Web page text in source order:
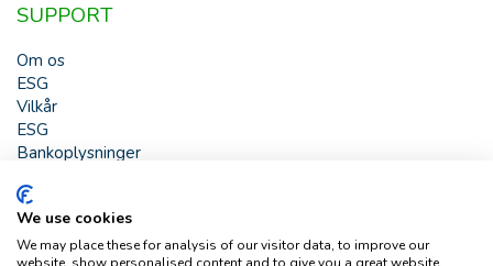
SUPPORT
Om os
ESG
Vilkår
ESG
Bankoplysninger
HJÆLP
Buch & Holm A/S - Marielundvej 39 - DK-2730 Herlev -
Tlf. +45 44 54 00 00 - e-mail:b-h@buch-holm.dk- CVR-nr.:
We use cookies
We may place these for analysis of our visitor data, to improve our